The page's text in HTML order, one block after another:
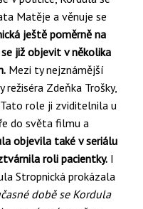
Matěje a věnuje se
ještě poměrně na
již objevit v několika
Mezi ty nejznámější
Zdeňka Trošky,
role ji zviditelnila u
do světa filmu a
objevila také v seriálu
roli pacientky. I
Stropnická prokázala
době se Kordula